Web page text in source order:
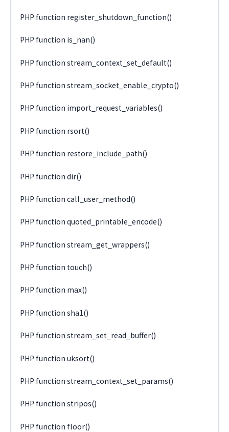
PHP function register_shutdown_function()
PHP function is_nan()
PHP function stream_context_set_default()
PHP function stream_socket_enable_crypto()
PHP function import_request_variables()
PHP function rsort()
PHP function restore_include_path()
PHP function dir()
PHP function call_user_method()
PHP function quoted_printable_encode()
PHP function stream_get_wrappers()
PHP function touch()
PHP function max()
PHP function sha1()
PHP function stream_set_read_buffer()
PHP function uksort()
PHP function stream_context_set_params()
PHP function stripos()
PHP function floor()